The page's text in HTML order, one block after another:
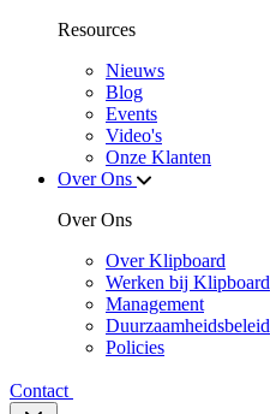
Resources
Nieuws
Blog
Events
Video's
Onze Klanten
Over Ons
Over Ons
Over Klipboard
Werken bij Klipboard
Management
Duurzaamheidsbeleid
Policies
Contact